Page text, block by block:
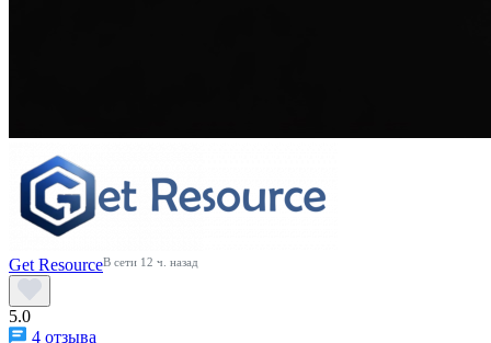
Get ResourceВ сети 12 ч. назад
5.0
4 отзыва